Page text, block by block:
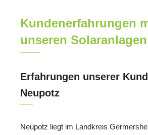
Kundenerfahrungen
unseren Solaranlagen
Erfahrungen unserer
Neupotz
Neupotz liegt im Landkreis